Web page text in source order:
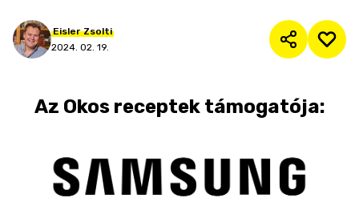
Eisler Zsolti
2024. 02. 19.
Az Okos receptektámogatója: